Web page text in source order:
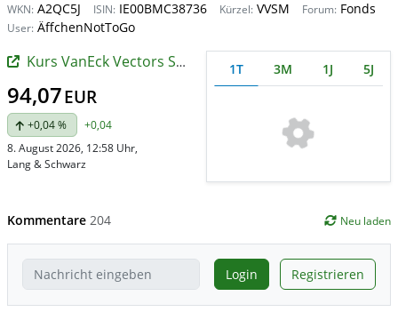
WKN: A2QC5J ISIN: IE00BMC38736 Kürzel: VVSM Forum: Fonds
User: ÄffchenNotToGo
Kurs VanEck Vectors Semiconductor UCITS ETF
94,07EUR
+0,04 %
+0,04
8. August 2026, 12:58 Uhr,
Lang & Schwarz
1T 3M 1J 5J
Kommentare 204 Neu laden
Login Registrieren